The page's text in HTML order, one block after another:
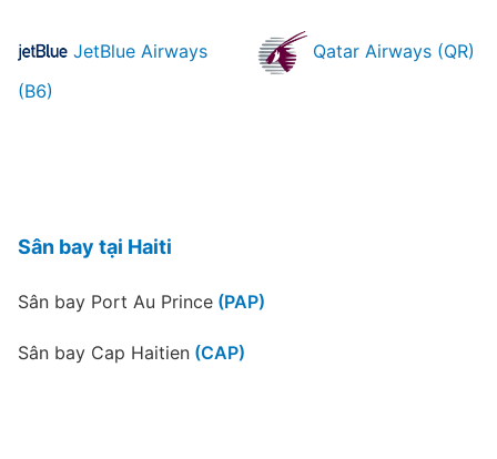
JetBlue Airways
(B6)
Qatar Airways (QR)
Sân bay tại Haiti
Sân bay Port Au Prince (PAP)
Sân bay Cap Haitien (CAP)